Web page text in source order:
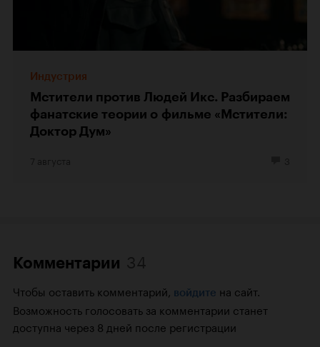
Индустрия
Мстители против Людей Икс. Разбираем
фанатские теории о фильме «Мстители:
Доктор Дум»
Комментарии
Чтобы оставить комментарий, войдите на сайт.
Возможность голосовать за комментарии станет
доступна через 8 дней после регистрации